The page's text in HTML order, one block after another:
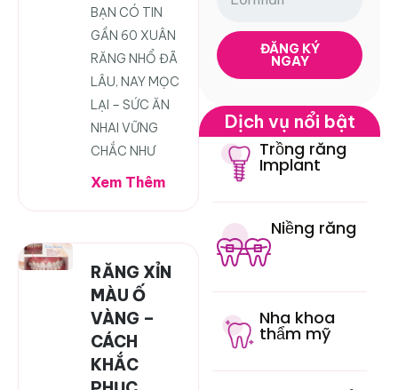
BẠN CÓ TIN
GẦN 60 XUÂN
RĂNG NHỔ ĐÃ
LÂU, NAY MỌC
LẠI – SỨC ĂN
NHAI VỮNG
CHẮC NHƯ
Xem Thêm
RĂNG XỈN
MÀU Ố
VÀNG –
CÁCH
KHẮC
ĐĂNG KÝ
NGAY
Dịch vụ nổi bật
Trồng răng
Implant
Niềng răng
Nha khoa
thẩm mỹ